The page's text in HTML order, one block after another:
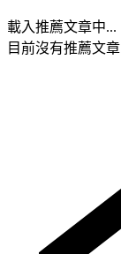
載入推薦文章中...
目前沒有推薦文章